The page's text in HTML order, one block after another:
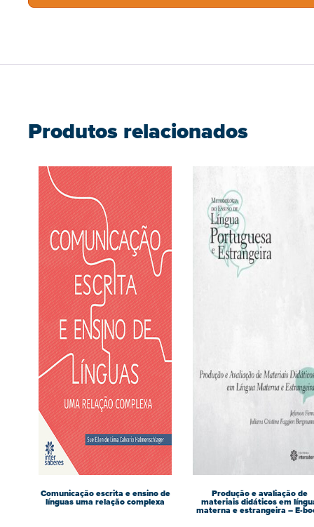
Produtos relacionados
Comunicação escrita e ensino de
línguas uma relação complexa
Produção e avaliação de
materiais didáticos em
materna e estrangeira – E-